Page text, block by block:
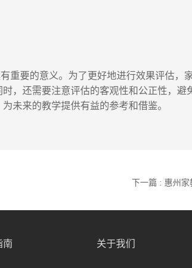
重要的意义。为了更好地进行效果评估，
，还需要注意评估的客观性和公正性，避
未来的教学提供有益的参考和借鉴。
下一篇 : 惠州
南 关于我们